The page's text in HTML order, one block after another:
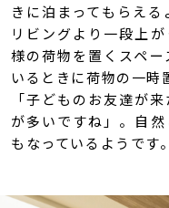
きに泊まってもらえる
リビングより一段上
様の荷物を置くスペ
いるときに荷物の一時
「子どものお友達が
が多いですね」。自
もなっているようです。